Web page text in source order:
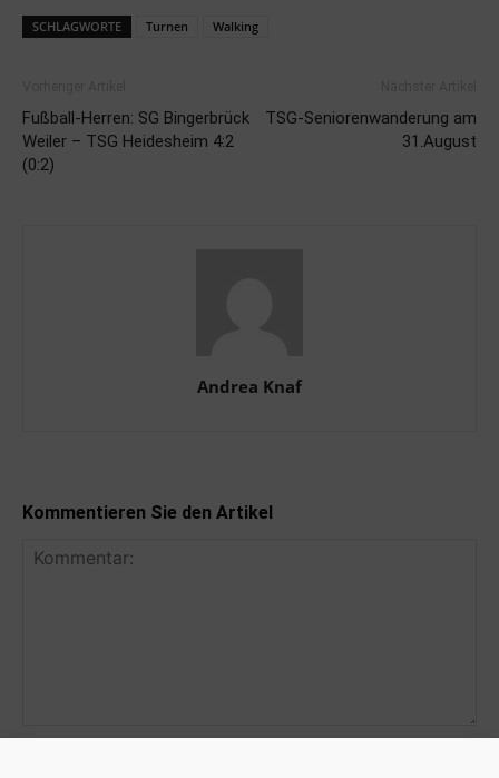
SCHLAGWORTE Turnen Walking
Fußball-Herren: SG Bingerbrück
Weiler – TSG Heidesheim 4:2
(0:2)
TSG-Seniorenwanderung am
31.August
Andrea Knaf
Kommentieren Sie den Artikel